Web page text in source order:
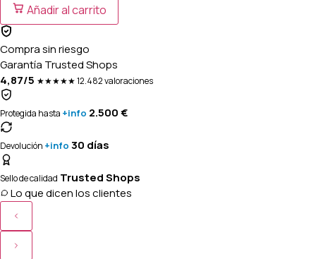
Añadir al carrito
Compra sin riesgo
Garantía Trusted Shops
4,87/5 ★★★★★12.482 valoraciones
Protegida hasta +info 2.500 €
Devolución +info 30 días
Sello de calidad Trusted Shops
Lo que dicen los clientes